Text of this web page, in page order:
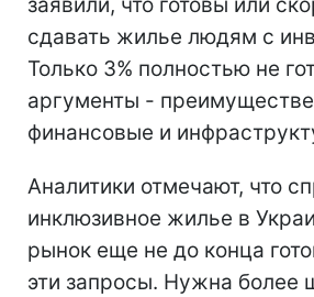
сдавать жилье людям с
Только 3% полностью не
аргументы -
финансовые и
Аналитики отмечают, что
инклюзивное жилье в
рынок еще не до конца
эти запросы. Нужна более